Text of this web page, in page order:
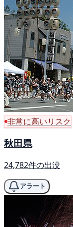
非常に高いリスク
秋田県
24,782件の出没
アラート